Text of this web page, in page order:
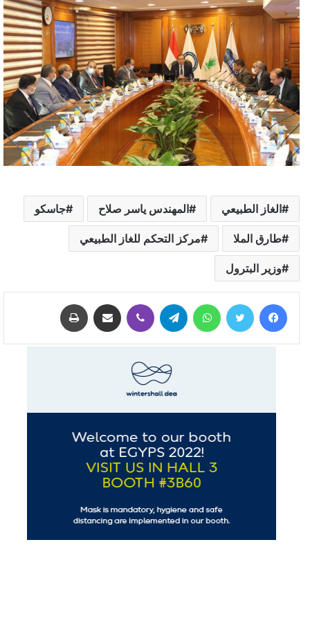
الغاز الطبيعي المهندس ياسر صلاح جاسكو
طارق الملا مركز التحكم للغاز الطبيعي
وزير البترول
فيسبوك تويتر واتساب تيلقرام ڤايبر مشاركة عبر البريد